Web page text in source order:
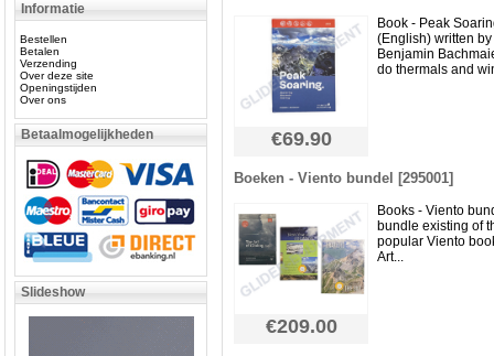
Informatie
Bestellen
Betalen
Verzending
Over deze site
Openingstijden
Over ons
Betaalmogelijkheden
Slideshow
Book - Peak
(English) written by
Benjamin
do thermals and
€69.90
Boeken - Viento bundel [295001]
Books - Viento
bundle existing of
popular Viento
Art...
€209.00